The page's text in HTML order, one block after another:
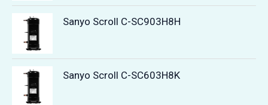
Sanyo Scroll C-SC903H8H
Sanyo Scroll C-SC603H8K